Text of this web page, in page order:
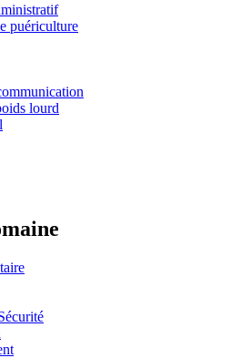
puériculture
lourd